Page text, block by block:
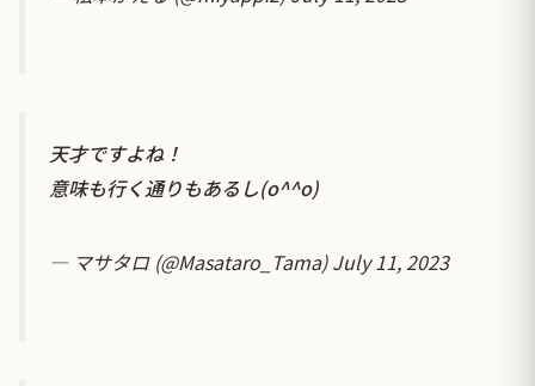
天才ですよね！
意味も行く通りもあるし(o^^o)
— マサタロ (@Masataro_Tama)July 11, 2023